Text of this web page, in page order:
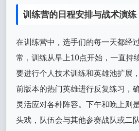
训练营的日程安排与战术演练
在训练营中，选手们的每一天都经
常，训练从早上10点开始，一直持
要进行个人技术训练和英雄池扩展
前版本的热门英雄进行反复练习，
灵活应对各种阵容。下午和晚上则
头戏，队伍会与其他参赛战队或二